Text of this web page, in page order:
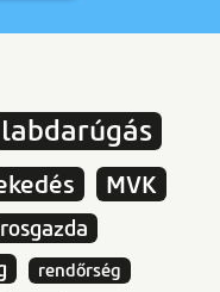
labdarúgás
MVK
rendőrség